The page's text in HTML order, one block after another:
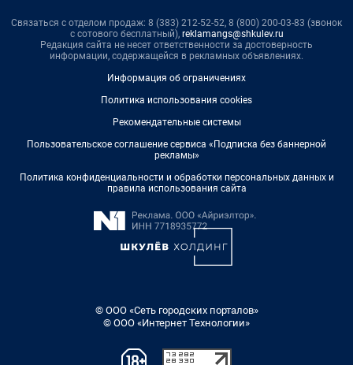
Связаться с отделом продаж: 8 (383) 212-52-52, 8 (800) 200-03-83 (звонок
с сотового бесплатный), reklamangs@shkulev.ru
Редакция сайта не несет ответственности за достоверность
информации, содержащейся в рекламных объявлениях.
Информация об ограничениях
Политика использования cookies
Рекомендательные системы
Пользовательское соглашение сервиса «Подписка без баннерной
рекламы»
Политика конфиденциальности и обработки персональных данных и
правила использования сайта
© ООО «Сеть городских порталов»
© ООО «Интернет Технологии»